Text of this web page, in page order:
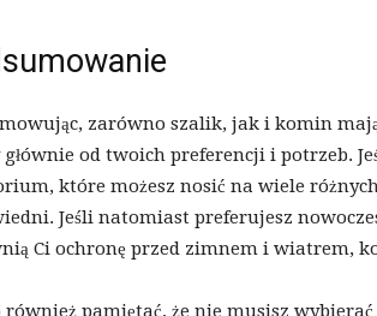
zarówno szalik, jak i komin
głównie od twoich preferencji i potrzeb.
które możesz nosić na wiele
Jeśli natomiast preferujesz
Ci ochronę przed zimnem i wiatrem,
pamiętać, że nie musisz